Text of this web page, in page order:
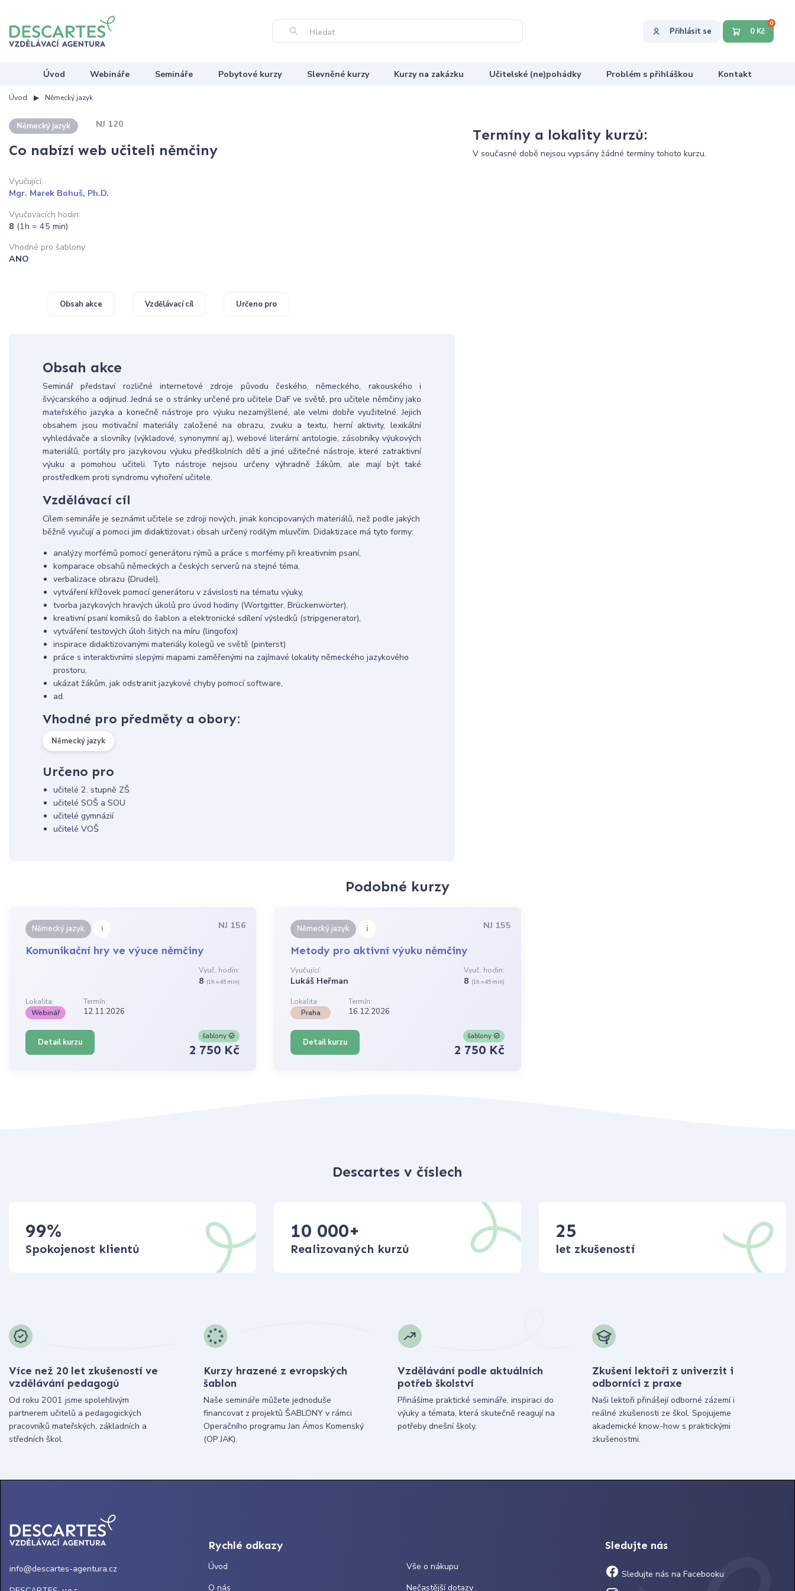
Hledat Přihlásit se 0 Kč
0
Úvod Webináře Semináře Pobytové kurzy Slevněné kurzy Kurzy na zakázku Učitelské (ne)pohádky Problém s přihláškou Kontakt
Úvod Německý jazyk
Německý jazyk NJ 120
Co nabízí web učiteli němčiny
Vyučující:
Mgr. Marek Bohuš, Ph.D.
Vyučovacích hodin:
8 (1h = 45 min)
Vhodné pro šablony:
ANO
Obsah akce Vzdělávací cíl Určeno pro
Obsah akce
Seminář představí rozličné internetové zdroje původu českého, německého, rakouského i
švýcarského a odjinud. Jedná se o stránky určené pro učitele DaF ve světě, pro učitele němčiny jako
mateřského jazyka a konečně nástroje pro výuku nezamýšlené, ale velmi dobře využitelné. Jejich
obsahem jsou motivační materiály založené na obrazu, zvuku a textu, herní aktivity, lexikální
vyhledávače a slovníky (výkladové, synonymní aj.), webové literární antologie, zásobníky výukových
materiálů, portály pro jazykovou výuku předškolních dětí a jiné užitečné nástroje, které zatraktivní
výuku a pomohou učiteli. Tyto nástroje nejsou určeny výhradně žákům, ale mají být také
prostředkem proti syndromu vyhoření učitele.
Vzdělávací cíl
Cílem semináře je seznámit učitele se zdroji nových, jinak koncipovaných materiálů, než podle jakých
běžně vyučují a pomoci jim didaktizovat i obsah určený rodilým mluvčím. Didaktizace má tyto formy:
analýzy morfémů pomocí generátoru rýmů a práce s morfémy při kreativním psaní,
komparace obsahů německých a českých serverů na stejné téma,
verbalizace obrazu (Drudel),
vytváření křížovek pomocí generátoru v závislosti na tématu výuky,
tvorba jazykových hravých úkolů pro úvod hodiny (Wortgitter, Brückenwörter),
kreativní psaní komiksů do šablon a elektronické sdílení výsledků (stripgenerator),
vytváření testových úloh šitých na míru (lingofox)
inspirace didaktizovanými materiály kolegů ve světě (pinterst)
práce s interaktivními slepými mapami zaměřenými na zajímavé lokality německého jazykového
prostoru,
ukázat žákům, jak odstranit jazykové chyby pomocí software,
ad.
Vhodné pro předměty a obory:
Německý jazyk
Určeno pro
učitelé 2. stupně ZŠ
učitelé SOŠ a SOU
učitelé gymnázií
učitelé VOŠ
Termíny a lokality kurzů:
V současné době nejsou vypsány žádné termíny tohoto kurzu.
Podobné kurzy
Německý jazyk i NJ 156
Komunikační hry ve výuce němčiny
Vyuč. hodin:
8 (1h = 45 min)
Lokalita:
Termín:
Webinář
12.11.2026
Detail kurzu
šablony
2 750 Kč
Německý jazyk i NJ 155
Metody pro aktivní výuku němčiny
Vyučující:
Lukáš Heřman
Vyuč. hodin:
8 (1h = 45 min)
Lokalita:
Termín:
Praha
16.12.2026
Detail kurzu
šablony
2 750 Kč
Descartes v číslech
99%
Spokojenost klientů
10 000+
Realizovaných kurzů
25
let zkušeností
Více než 20 let zkušeností ve
vzdělávání pedagogů
Od roku 2001 jsme spolehlivým
partnerem učitelů a pedagogických
pracovníků mateřských, základních a
středních škol.
Kurzy hrazené z evropských
šablon
Naše semináře můžete jednoduše
financovat z projektů ŠABLONY v rámci
Operačního programu Jan Ámos Komenský
(OP JAK).
Vzdělávání podle aktuálních
potřeb školství
Přinášíme praktické semináře, inspiraci do
výuky a témata, která skutečně reagují na
potřeby dnešní školy.
Zkušení lektoři z univerzit i
odborníci z praxe
Naši lektoři přinášejí odborné zázemí i
reálné zkušenosti ze škol. Spojujeme
akademické know-how s praktickými
zkušenostmi.
info@descartes-agentura.cz
Rychlé odkazy
Úvod
O nás
Vše o nákupu
Nečastější dotazy
Sledujte nás
Sledujte nás na Facebooku